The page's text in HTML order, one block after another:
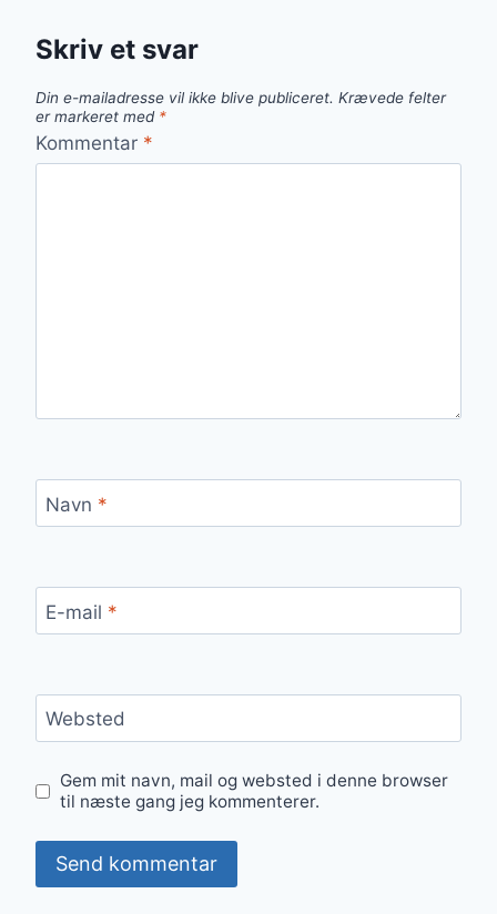
Skriv et svar
Din e-mailadresse vil ikke blive publiceret. Krævede felter
er markeret med *
Kommentar *
Navn *
E-mail *
Websted
Gem mit navn, mail og websted i denne browser
til næste gang jeg kommenterer.